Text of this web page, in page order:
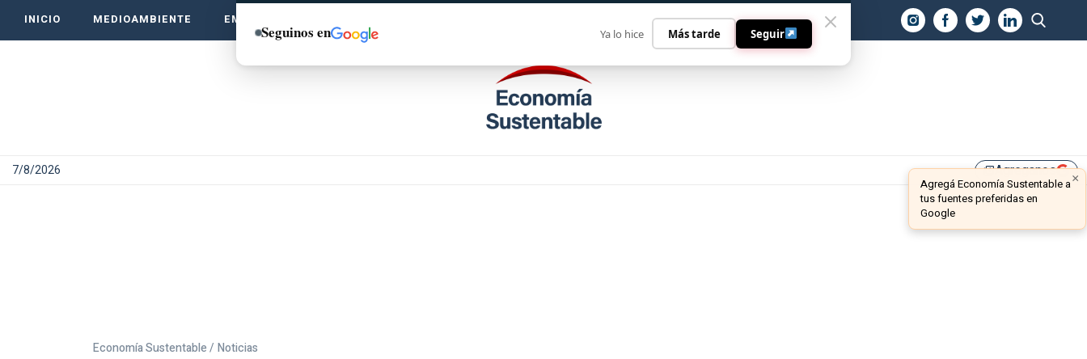
INICIO MEDIOAMBIENTE EMPRENDE VERDE CONTACTO
7/8/2026 library_addAgreganos ×
Agregá Economía Sustentable a
tus fuentes preferidas en
Google
Economía Sustentable / Noticias
Seguinos en Ya lo hice Más tarde Seguir